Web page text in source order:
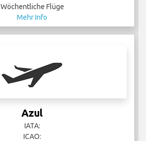
Wöchentliche Flüge
Mehr Info
Azul
IATA:
ICAO: